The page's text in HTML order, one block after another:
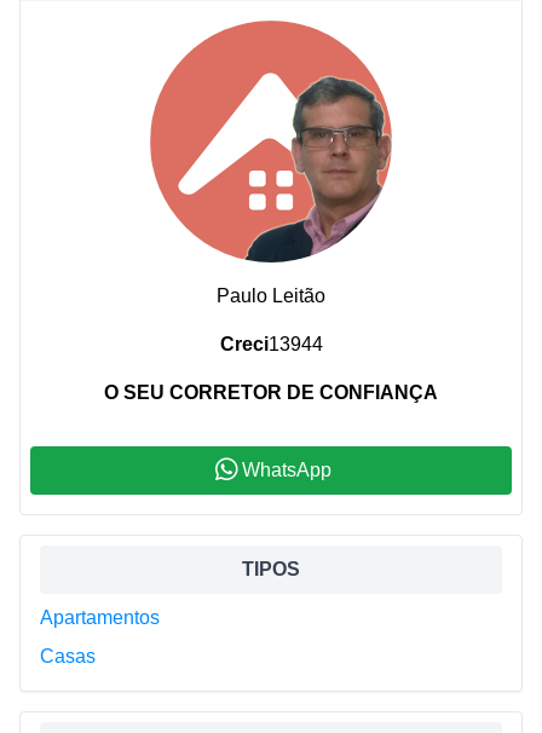
Paulo Leitão
Creci13944
O SEU CORRETOR DE CONFIANÇA
WhatsApp
TIPOS
Apartamentos
Casas